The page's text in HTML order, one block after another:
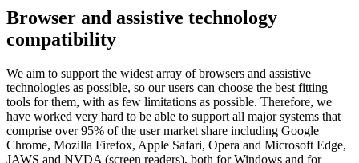
Browser and assistive technology
compatibility
We aim to support the widest array of browsers and assistive
technologies as possible, so our users can choose the best fitting
tools for them, with as few limitations as possible. Therefore, we
have worked very hard to be able to support all major systems that
comprise over 95% of the user market share including Google
Chrome, Mozilla Firefox, Apple Safari, Opera and Microsoft Edge,
JAWS and NVDA (screen readers), both for Windows and for